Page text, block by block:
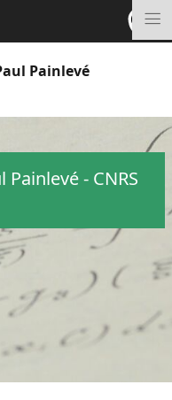
Painlevé
- CNRS